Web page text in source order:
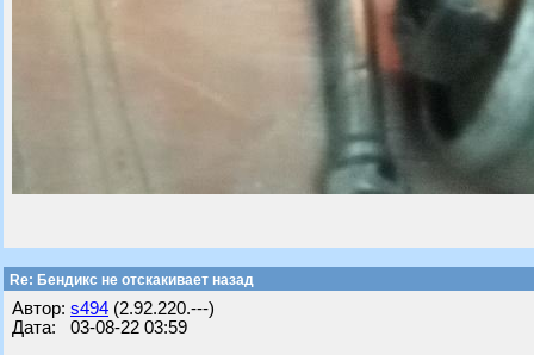
Re: Бендикс не отскакивает назад
Автор: s494 (2.92.220.---)
Дата: 03-08-22 03:59